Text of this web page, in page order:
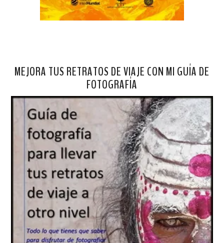
MEJORA TUS RETRATOS DE VIAJE CON MI GUÍA DE
FOTOGRAFÍA